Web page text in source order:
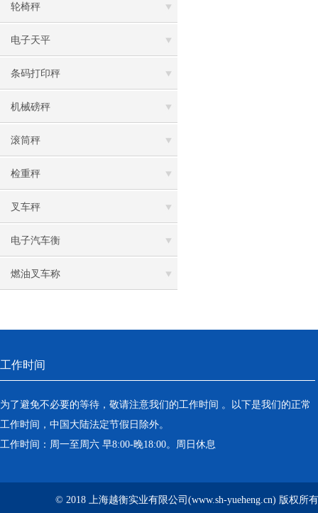
轮椅秤
电子天平
条码打印秤
机械磅秤
滚筒秤
检重秤
叉车秤
电子汽车衡
燃油叉车称
工作时间
为了避免不必要的等待，敬请注意我们的工作时间 。以下是我们的正常
工作时间，中国大陆法定节假日除外。
工作时间：周一至周六 早8:00-晚18:00。周日休息
© 2018 上海越衡实业有限公司(www.sh-yueheng.cn) 版权所